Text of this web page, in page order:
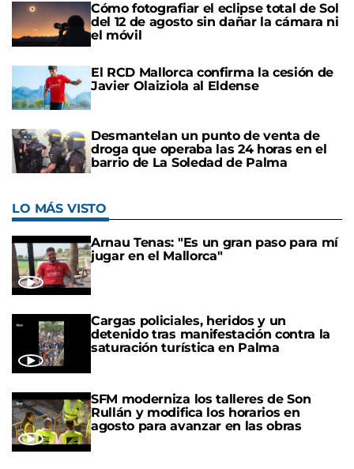
Cómo fotografiar el eclipse total de Sol
del 12 de agosto sin dañar la cámara ni
el móvil
El RCD Mallorca confirma la cesión de
Javier Olaiziola al Eldense
Desmantelan un punto de venta de
droga que operaba las 24 horas en el
barrio de La Soledad de Palma
LO MÁS VISTO
Arnau Tenas: "Es un gran paso para mí
jugar en el Mallorca"
Cargas policiales, heridos y un
detenido tras manifestación contra la
saturación turística en Palma
SFM moderniza los talleres de Son
Rullán y modifica los horarios en
agosto para avanzar en las obras